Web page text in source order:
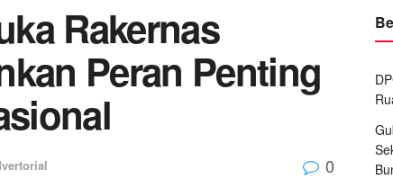
Rakernas
Peran Penting
0